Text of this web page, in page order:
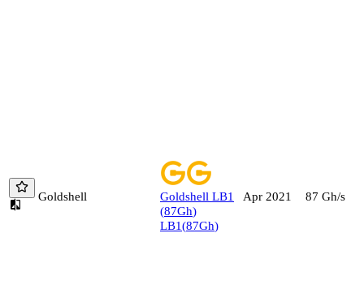
Goldshell Goldshell LB1
(87Gh)
LB1(87Gh)
Apr 2021 87 Gh/s